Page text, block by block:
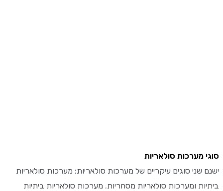
מערכות סולאריות
שני סוגים עיקריים של מערכות סולאריות: מערכות סולאריות
ומערכות סולאריות מסחריות. מערכות סולאריות ביתיות